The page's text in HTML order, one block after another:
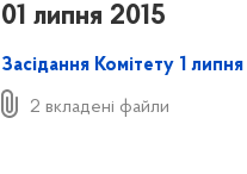
01 липня 2015
Засідання Комітету 1
2 вкладені файли